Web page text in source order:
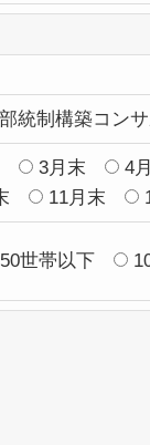
統制構築コン
3月末 4
11月末
50世帯以下